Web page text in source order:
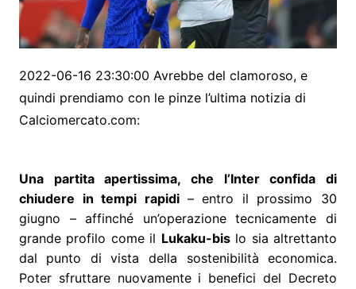
2022-06-16 23:30:00 Avrebbe del clamoroso, e
quindi prendiamo con le pinze l’ultima notizia di
Calciomercato.com:
Una partita apertissima, che l’Inter confida di
chiudere in tempi rapidi – entro il prossimo 30
giugno – affinché un’operazione tecnicamente di
grande profilo come il Lukaku-bislo sia altrettanto
dal punto di vista della sostenibilità economica.
Poter sfruttare nuovamente i benefici del Decreto